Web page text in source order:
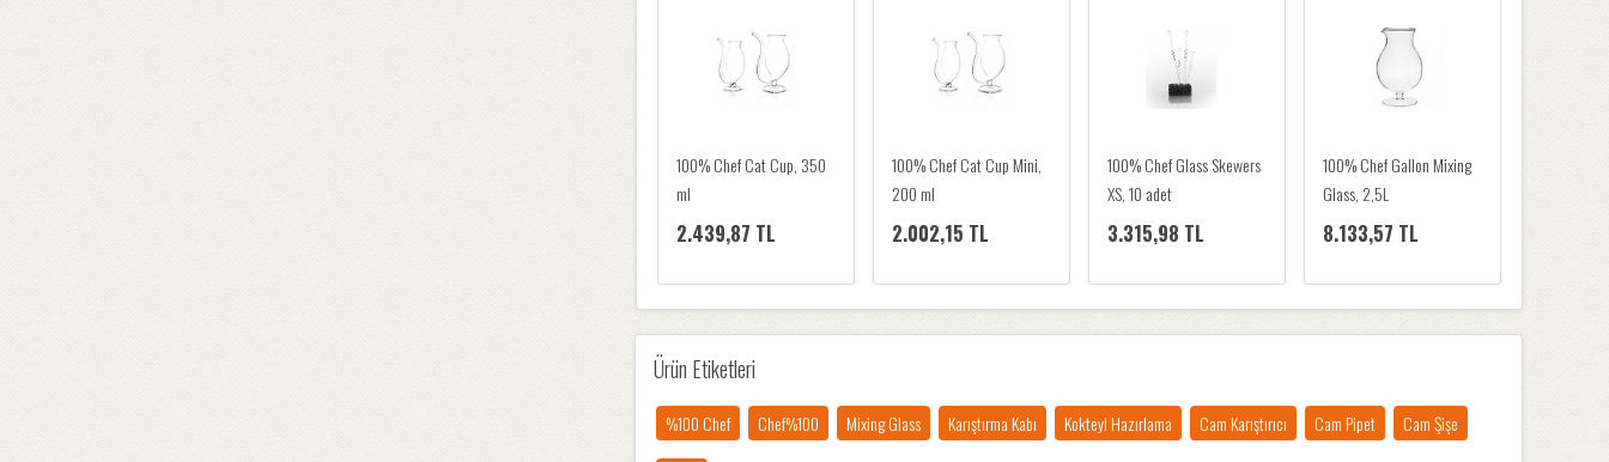
100% Chef Wood Trunk
Glass
4.504,84 TL
100% Chef Cat Cup, 350
ml
2.439,87 TL
100% Chef Cat Cup Mini,
200 ml
2.002,15 TL
100% Chef Glass Skewers
XS, 10 adet
3.315,98 TL
Ürün Etiketleri
%100 Chef Chef%100 Mixing Glass Karıştırma Kabı Kokteyl Hazırlama Cam Karıştırıcı Cam Pipet Cam Şişe